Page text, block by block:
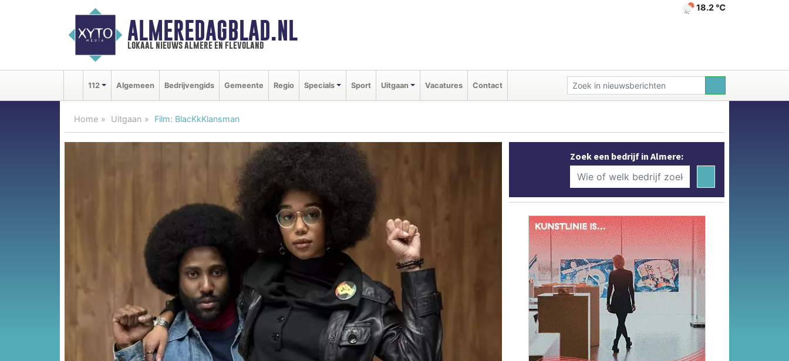
ALMEREDAGBLAD.NL
lokaal nieuws almere en flevoland
18.2 ℃
112 Algemeen Bedrijvengids Gemeente Regio Specials Sport Uitgaan Vacatures Contact
Home Uitgaan Film: BlacKkKlansman
Zoek een bedrijf in Almere: